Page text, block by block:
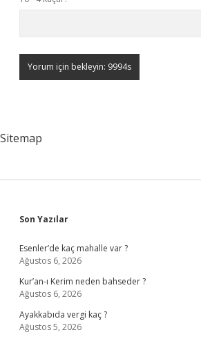
Sitemap
Sidebar
Son Yazılar
Esenler’de kaç mahalle var ?
Ağustos 6, 2026
Kur’an-ı Kerim neden bahseder ?
Ağustos 6, 2026
Ayakkabıda vergi kaç ?
Ağustos 5, 2026